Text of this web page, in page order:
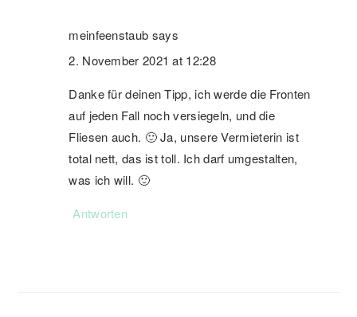
meinfeenstaub says
2. November 2021 at 12:28
Danke für deinen Tipp, ich werde die Fronten
auf jeden Fall noch versiegeln, und die
Fliesen auch. 🙂 Ja, unsere Vermieterin ist
total nett, das ist toll. Ich darf umgestalten,
was ich will. 🙂
Antworten